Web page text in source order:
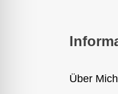
Über Mich